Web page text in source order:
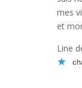
mes
et
Line